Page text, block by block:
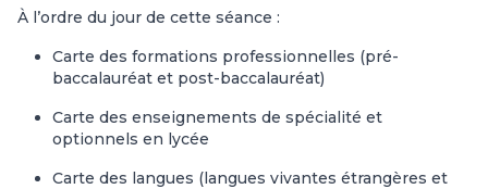
À l’ordre du jour de cette séance :
Carte des formations professionnelles (pré-
baccalauréat et post-baccalauréat)
Carte des enseignements de spécialité et
optionnels en lycée
Carte des langues (langues vivantes étrangères et